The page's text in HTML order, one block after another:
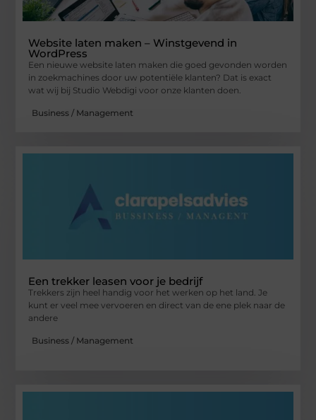
Website laten maken – Winstgevend in
WordPress
Een nieuwe website laten maken die goed gevonden worden
in zoekmachines door uw potentiële klanten? Dat is exact
wat wij bij Studio Webdigi voor onze klanten doen.
Business / Management
Een trekker leasen voor je bedrijf
Trekkers zijn heel handig voor het werken op het land. Je
kunt er veel mee vervoeren en direct van de ene plek naar de
andere
Business / Management